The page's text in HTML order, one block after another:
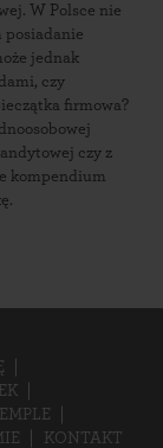
W Polsce nie
posiadanie
jednak
czy
firmowa?
czy z
kompendium
KONTAKT